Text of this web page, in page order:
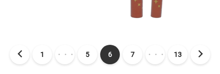
1 ・・・ 5 6 7 ・・・ 13